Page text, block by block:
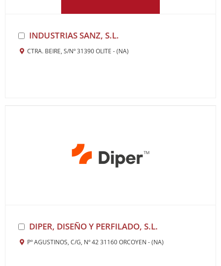
INDUSTRIAS SANZ, S.L.
CTRA. BEIRE, S/Nº 31390 OLITE - (NA)
DIPER, DISEÑO Y PERFILADO, S.L.
Pº AGUSTINOS, C/G, Nº 42 31160 ORCOYEN - (NA)